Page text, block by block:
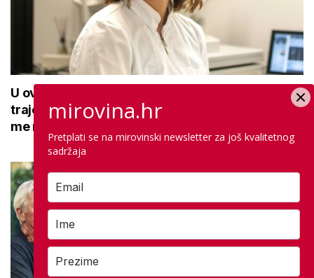
U ovoj optici rade najdetaljniji pregled vida,
traje sat vremena: Bila sam na njemu, evo što
me naučio
mirovina.hr
Pretplati se na mirovinski newsletter za još kvalitetnog
sadržaja